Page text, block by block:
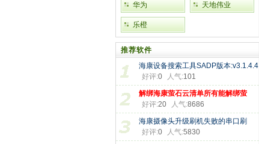
华为 天地伟业
乐橙
推荐软件
海康设备搜索工具SADP版本:v3.1.4.4
好评:0 人气:101
解绑海康萤石云清单所有能解绑萤
好评:20 人气:8686
海康摄像头升级刷机失败的串口刷
好评:0 人气:5830